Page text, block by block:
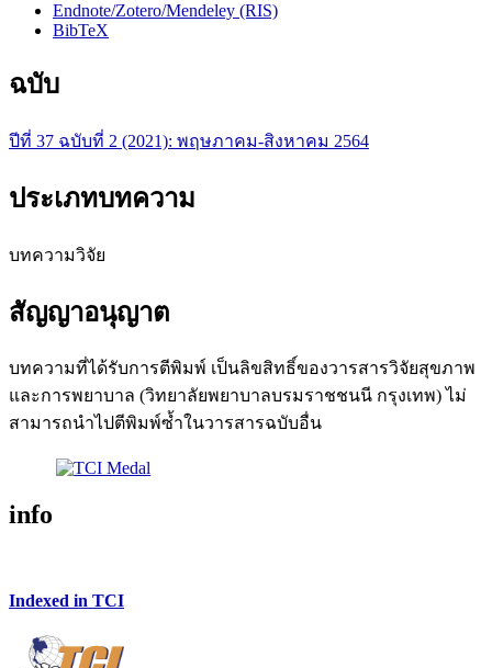
Endnote/Zotero/Mendeley (RIS)
BibTeX
ฉบับ
ปีที่ 37 ฉบับที่ 2 (2021): พฤษภาคม-สิงหาคม 2564
ประเภทบทความ
บทความวิจัย
สัญญาอนุญาต
บทความที่ได้รับการตีพิมพ์ เป็นลิขสิทธิ์ของวารสารวิจัยสุขภาพ
และการพยาบาล (วิทยาลัยพยาบาลบรมราชชนนี กรุงเทพ) ไม่
สามารถนำไปตีพิมพ์ซ้ำในวารสารฉบับอื่น
info
Indexed in TCI